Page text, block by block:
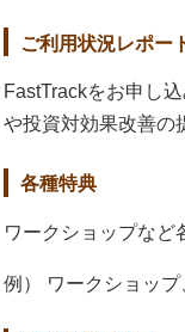
ご利用状況レポー
FastTrackをお申し
や投資対効果改善の
各種特典
ワークショップなど
例） ワークショッ